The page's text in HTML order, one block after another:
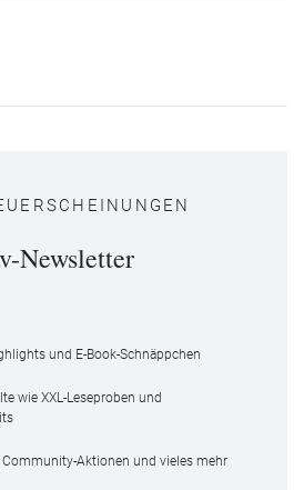
Newsletter
und E-Book-Schnäppchen
wie XXL-Leseproben und
Community-Aktionen und vieles mehr